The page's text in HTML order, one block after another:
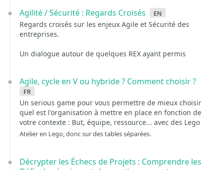
Agilité / Sécurité : Regards Croisés en
Regards croisés sur les enjeux Agile et Sécurité des
entreprises.
Un dialogue autour de quelques REX ayant permis
Agile, cycle en V ou hybride ? Comment choisir ?
fr
Un serious game pour vous permettre de mieux choisir
quel est l'organisation à mettre en place en fonction de
votre contexte : But, équipe, ressource... avec des Lego
Atelier en Lego, donc sur des tables séparées.
Décrypter les Échecs de Projets : Comprendre les